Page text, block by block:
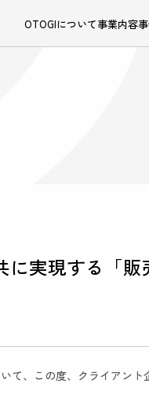
OTOGIについて事業内容
実現する「
て、この度、クライアン